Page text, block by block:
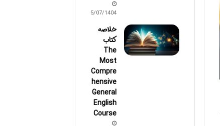
15/07/1404
خلاصه
کتاب
The
Most
Compre
hensive
General
English
Course